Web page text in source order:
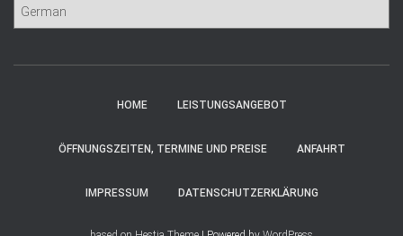
HOME LEISTUNGSANGEBOT
ÖFFNUNGSZEITEN, TERMINE UND PREISE ANFAHRT
IMPRESSUM DATENSCHUTZERKLÄRUNG